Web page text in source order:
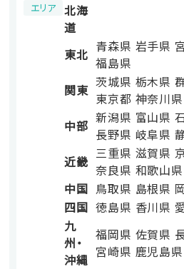
エリア
北海
道
東北 青森県 岩手県
福島県
関東 茨城県 栃木県
東京都 神奈川県
中部 新潟県 富山県
長野県 岐阜県
近畿 三重県 滋賀県
奈良県 和歌山県
中国 鳥取県 島根県
四国 徳島県 香川県
九
州・
沖縄
福岡県 佐賀県
宮崎県 鹿児島県